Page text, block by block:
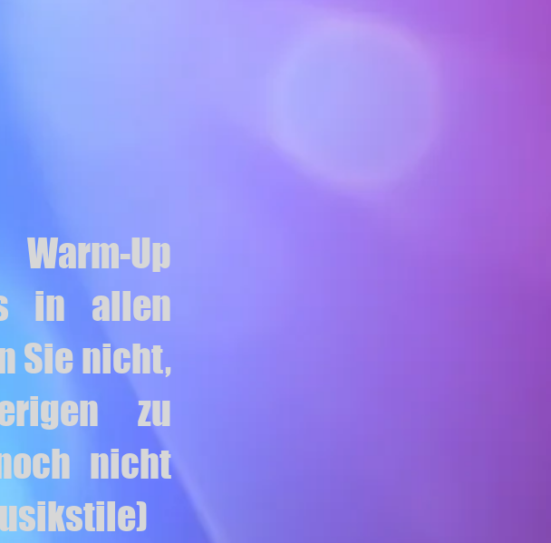
Up
in allen
Sie nicht,
zu
nicht